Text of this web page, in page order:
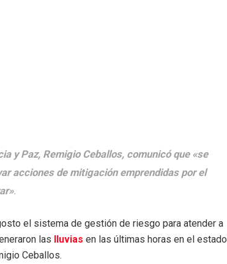
y Paz, Remigio Ceballos, comunicó que «se
acciones de mitigación emprendidas por el
.
el sistema de gestión de riesgo para atender a
las lluvias en las últimas horas en el estado
Ceballos.